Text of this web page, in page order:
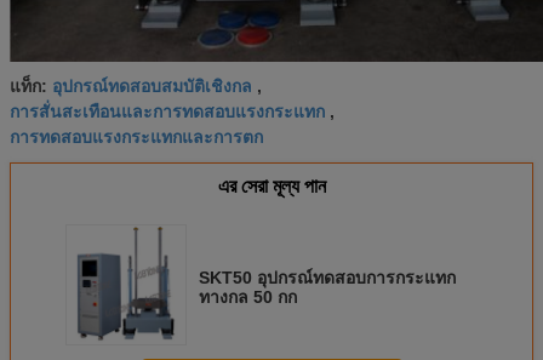
แท็ก: อุปกรณ์ทดสอบสมบัติเชิงกล ,
การสั่นสะเทือนและการทดสอบแรงกระแทก ,
การทดสอบแรงกระแทกและการตก
এর সেরা মূল্য পান
SKT50 อุปกรณ์ทดสอบการกระแทก
ทางกล 50 กก